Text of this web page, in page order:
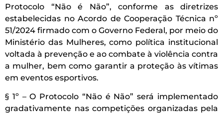
Protocolo “Não é Não”, conforme as diretrizes
estabelecidas no Acordo de Cooperação Técnica nº
51/2024 firmado com o Governo Federal, por meio do
Ministério das Mulheres, como política institucional
voltada à prevenção e ao combate à violência contra
a mulher, bem como garantir a proteção às vítimas
em eventos esportivos.
§ 1º – O Protocolo “Não é Não” será implementado
gradativamente nas competições organizadas pela